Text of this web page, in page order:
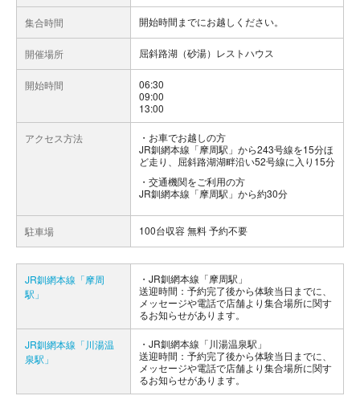
集合時間 開始時間までにお越しください。
開催場所 屈斜路湖（砂湯）レストハウス
開始時間
06:30
09:00
13:00
アクセス方法
お車でお越しの方
JR釧網本線「摩周駅」から243号線を15分ほ
ど走り、屈斜路湖湖畔沿い52号線に入り15分
交通機関をご利用の方
JR釧網本線「摩周駅」から約30分
駐車場 100台収容 無料 予約不要
JR釧網本線「摩周
駅」
JR釧網本線「摩周駅」
送迎時間：予約完了後から体験当日までに、
メッセージや電話で店舗より集合場所に関す
るお知らせがあります。
JR釧網本線「川湯温
泉駅」
JR釧網本線「川湯温泉駅」
送迎時間：予約完了後から体験当日までに、
メッセージや電話で店舗より集合場所に関す
るお知らせがあります。